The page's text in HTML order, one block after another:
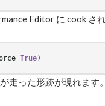
Editor に cook さ
=True)
走った形跡が現れます。